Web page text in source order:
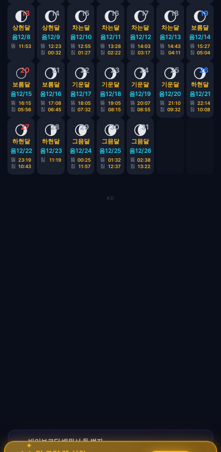
13
🌓
상현달
음12/8
뜸 11:53
14
🌔
상현달
음12/9
뜸
12:23
짐 00:32
15
🌔
차는달
음12/10
뜸 12:55
짐 01:27
16
🌔
차는달
음12/11
뜸
13:28
짐 02:22
17
🌔
차는달
음12/12
뜸 14:03
짐 03:17
18
🌔
차는달
음12/13
뜸
14:43
짐
04:11
19
🌔
보름달
음12/14
뜸 15:27
짐 05:04
20
🌕
보름달
음12/15
뜸
16:15
짐 05:56
21
🌖
보름달
음12/16
뜸
17:08
짐 06:45
22
🌖
기운달
음12/17
뜸 18:05
짐 07:32
23
🌖
기운달
음12/18
뜸
19:05
짐
08:15
24
🌖
기운달
음12/19
뜸 20:07
짐 08:55
25
🌖
기운달
음12/20
뜸
21:10
짐 09:32
26
🌖
하현달
음12/21
뜸 22:14
짐 10:08
27
🌖
하현달
음12/22
뜸 23:19
짐 10:43
28
🌗
하현달
음12/23
짐 11:19
29
🌘
그믐달
음12/24
뜸 00:25
짐
11:57
30
🌘
그믐달
음12/25
뜸
01:32
짐
12:37
31
🌘
그믐달
음12/26
뜸 02:38
짐 13:22
AD
🚀바이브코딩 배워서 돈 벌자
코딩 몰라도 AI로 자동화 수익 시스템 구축 · 무료
✦
✧